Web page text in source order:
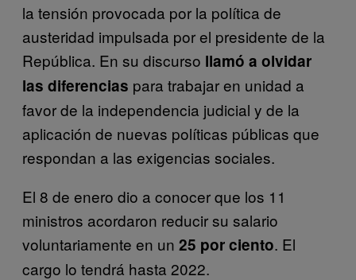
la tensión provocada por la política de
austeridad impulsada por el presidente de la
República. En su discurso llamó a olvidar
las diferencias para trabajar en unidad a
favor de la independencia judicial y de la
aplicación de nuevas políticas públicas que
respondan a las exigencias sociales.
El 8 de enero dio a conocer que los 11
ministros acordaron reducir su salario
voluntariamente en un 25 por ciento. El
cargo lo tendrá hasta 2022.